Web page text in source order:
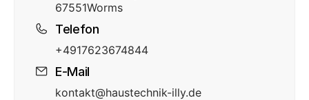
67551Worms
Telefon
+4917623674844
E-Mail
kontakt@haustechnik-illy.de